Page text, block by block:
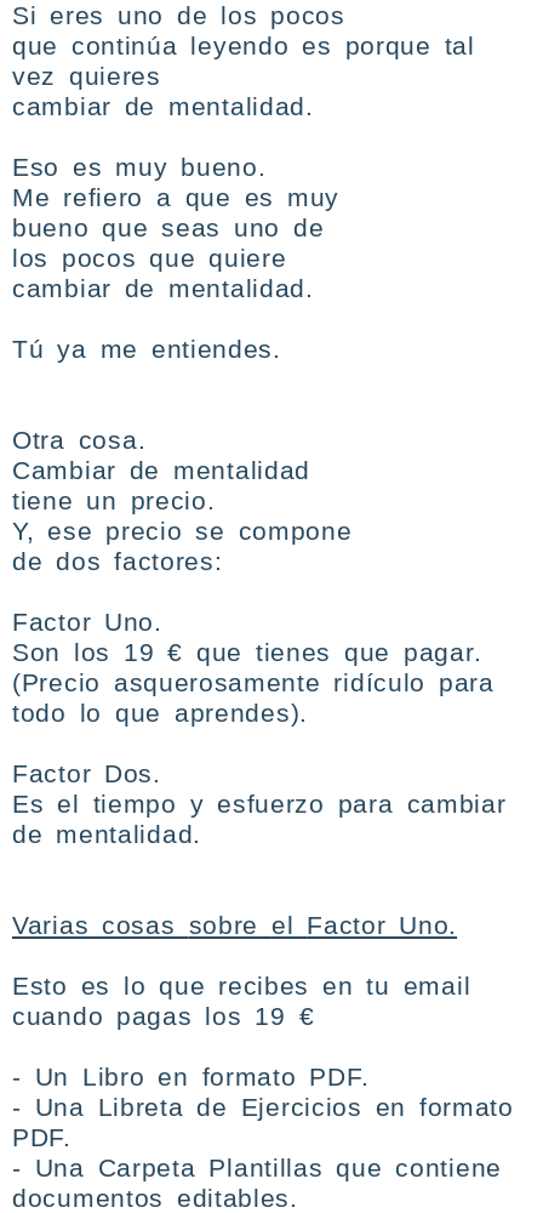
Si eres uno de los pocos
que continúa leyendo es porque tal
vez quieres
cambiar de mentalidad.
Eso es muy bueno.
Me refiero a que es muy
bueno que seas uno de
los pocos que quiere
cambiar de mentalidad.
Tú ya me entiendes.
Otra cosa.
Cambiar de mentalidad
tiene un precio.
Y, ese precio se compone
de dos factores:
Factor Uno.
Son los 19 € que tienes que pagar.
(Precio asquerosamente ridículo para
todo lo que aprendes).
Factor Dos.
Es el tiempo y esfuerzo para cambiar
de mentalidad.
Varias cosas sobre el Factor Uno.
Esto es lo que recibes en tu email
cuando pagas los 19 €
- Un Libro en formato PDF.
- Una Libreta de Ejercicios en formato
PDF.
- Una Carpeta Plantillas que contiene
documentos editables.